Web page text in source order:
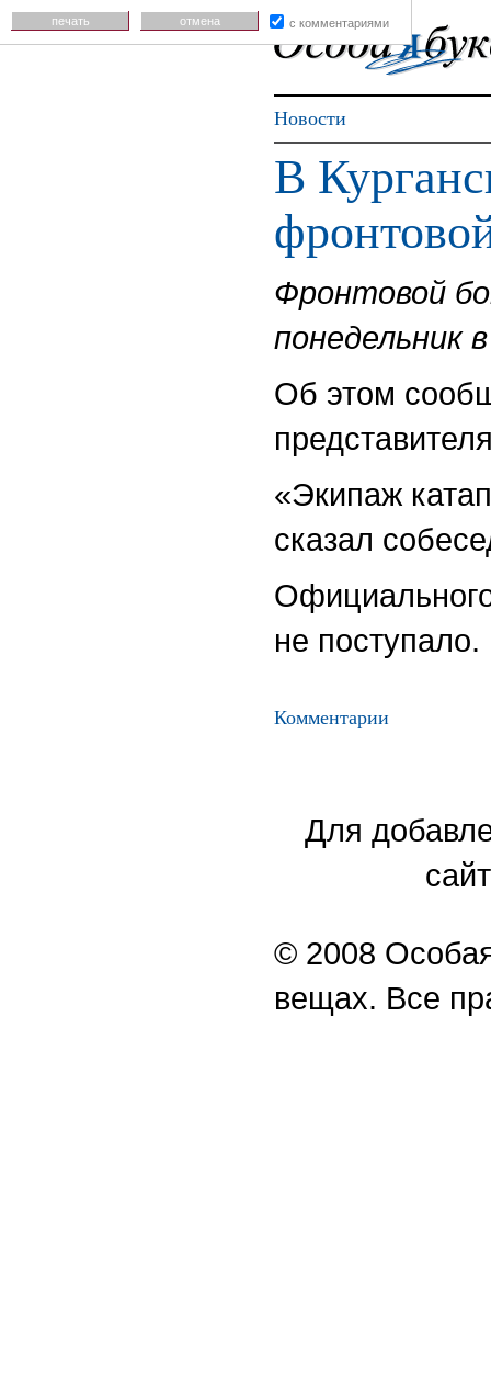
Новости
В
Фронтовой
понедельник
Об этом
«Экипаж
сказал
не поступало.
Комментарии
Для
© 2008
вещах. Все
печать отмена с комментариями